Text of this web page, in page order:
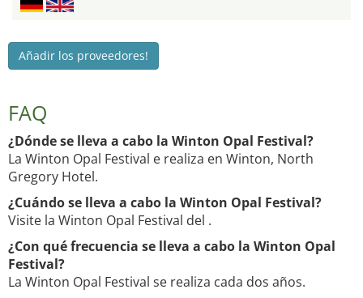
Añadir los proveedores!
FAQ
¿Dónde se lleva a cabo la Winton Opal Festival?
La Winton Opal Festival e realiza en Winton, North
Gregory Hotel.
¿Cuándo se lleva a cabo la Winton Opal Festival?
Visite la Winton Opal Festival del .
¿Con qué frecuencia se lleva a cabo la Winton Opal
Festival?
La Winton Opal Festival se realiza cada dos años.